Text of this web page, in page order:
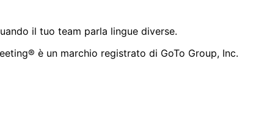
il tuo team parla lingue diverse.
è un marchio registrato di GoTo Group, Inc.